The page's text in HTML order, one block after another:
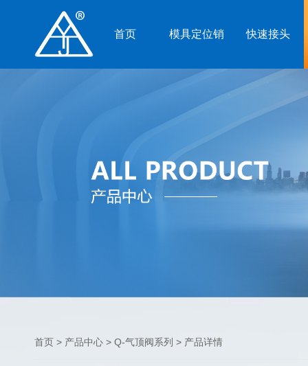
首页 模具定位销 快速接头
首页 > 产品中心 > Q-气顶阀系列 > 产品详情